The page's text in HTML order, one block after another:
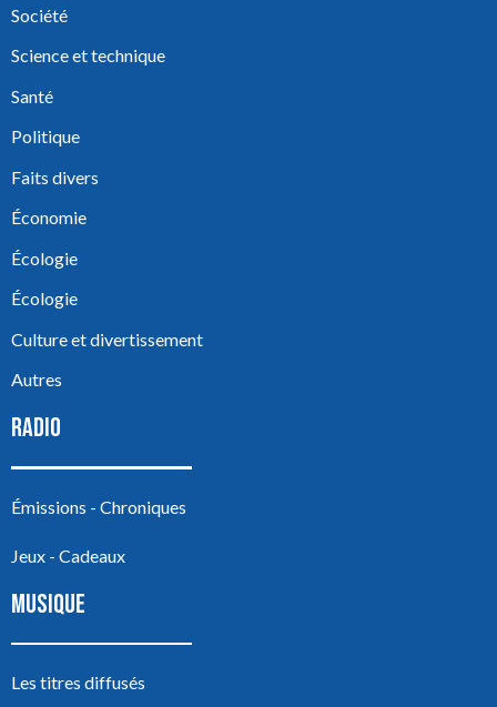
Société
Science et technique
Santé
Politique
Faits divers
Économie
Écologie
Écologie
Culture et divertissement
Autres
RADIO
Émissions - Chroniques
Jeux - Cadeaux
MUSIQUE
Les titres diffusés